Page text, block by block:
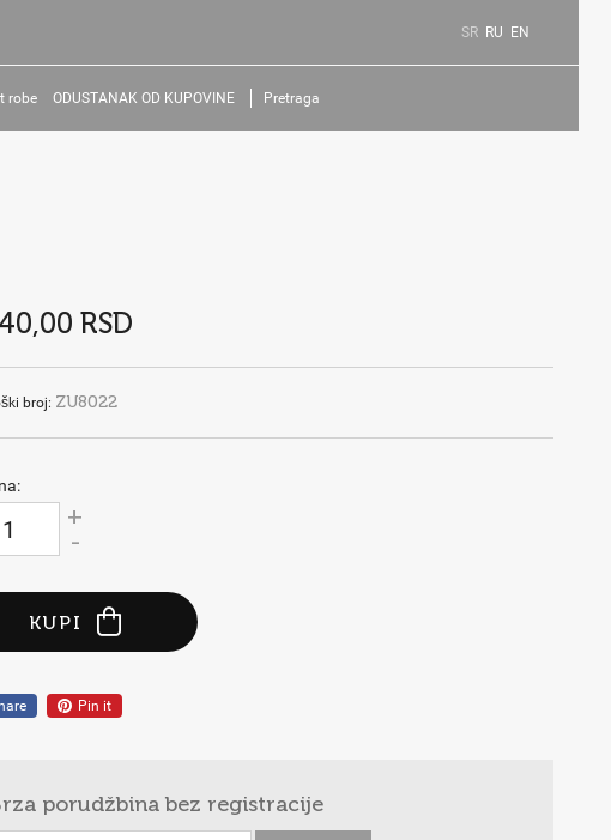
SR RU EN
robe ODUSTANAK OD KUPOVINE Pretraga
RSD
broj: ZU8022
+
-
KUPI
Pin it
porudžbina bez registracije